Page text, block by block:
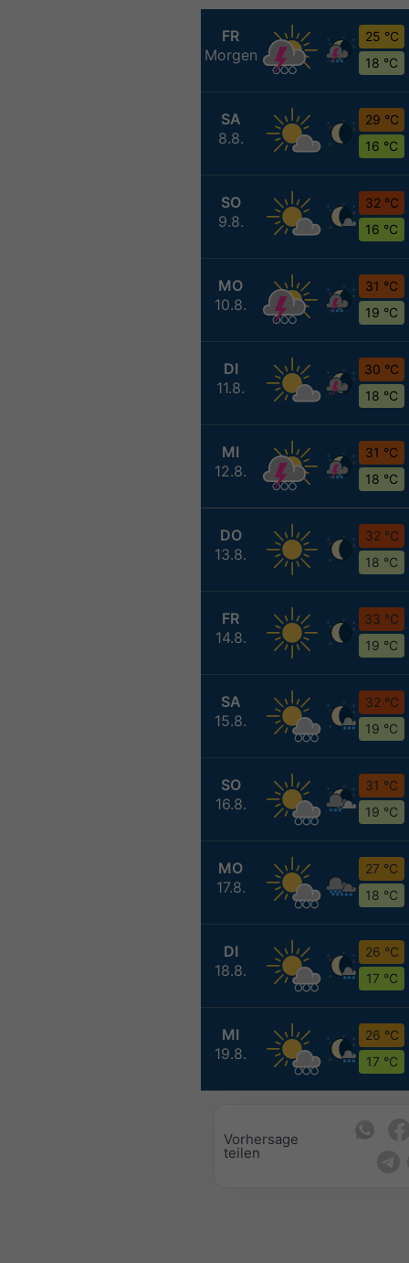
FR
Morgen
25 °C
18 °C
SA
8.8.
29 °C
16 °C
SO
9.8.
32 °C
16 °C
MO
10.8.
31 °C
19 °C
DI
11.8.
30 °C
18 °C
MI
12.8.
31 °C
18 °C
DO
13.8.
32 °C
18 °C
FR
14.8.
33 °C
19 °C
SA
15.8.
32 °C
19 °C
SO
16.8.
31 °C
19 °C
MO
17.8.
27 °C
18 °C
DI
18.8.
26 °C
17 °C
MI
19.8.
26 °C
17 °C
Vorhersage
teilen